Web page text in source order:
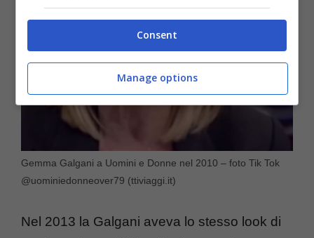
Gemma Galgani a Uomini e Donne nel 2010 – foto Tik Tok
@uominiedonneover79 (ttiviaggi.it)
Nel 2013 la Galgani aveva lo stesso look di
Consent
Manage options